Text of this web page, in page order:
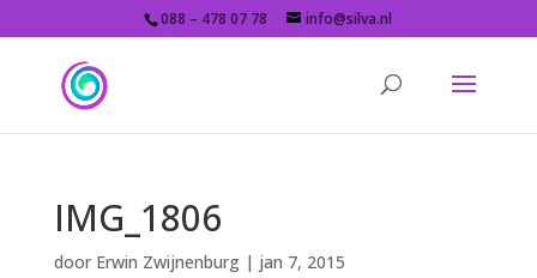
088 – 478 07 78 info@silva.nl
IMG_1806
door Erwin Zwijnenburg| jan 7, 2015